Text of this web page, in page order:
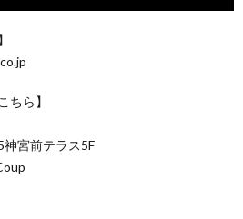
ちら】
宮前テラス5F